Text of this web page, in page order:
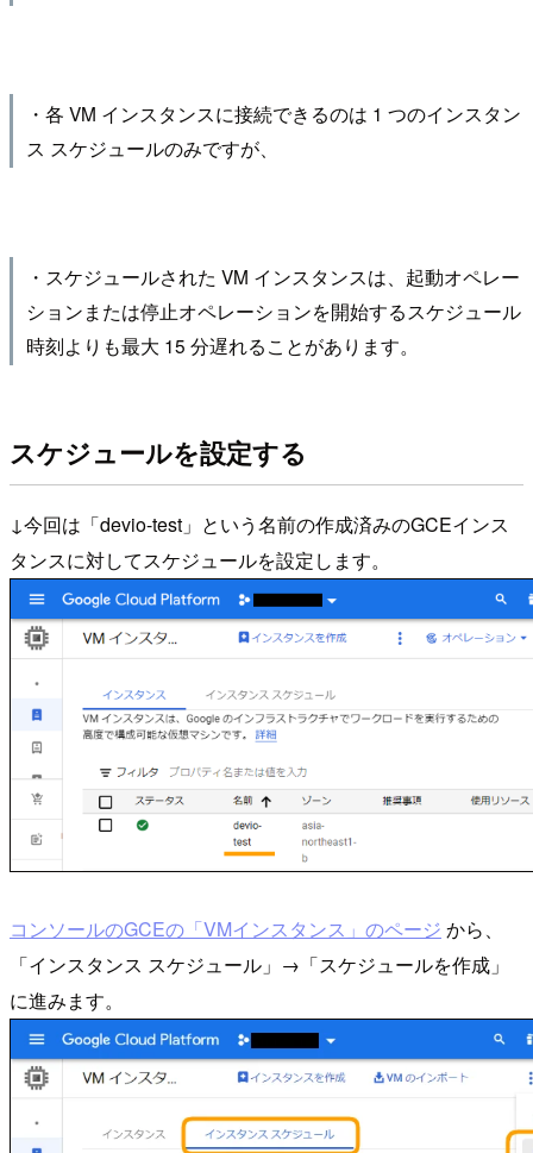
・各 VM インスタンスに接続できるのは 1 つのインスタン
ス スケジュールのみですが、
・スケジュールされた VM インスタンスは、起動オペレー
ションまたは停止オペレーションを開始するスケジュール
時刻よりも最大 15 分遅れることがあります。
スケジュールを設定する
↓今回は「devio-test」という名前の作成済みのGCEインス
タンスに対してスケジュールを設定します。
コンソールのGCEの「VMインスタンス」のページ から、
「インスタンス スケジュール」→「スケジュールを作成」
に進みます。